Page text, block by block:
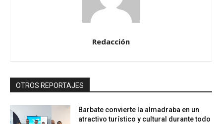
Redacción
OTROS REPORTAJES
Barbate convierte la almadraba en un
atractivo turístico y cultural durante todo